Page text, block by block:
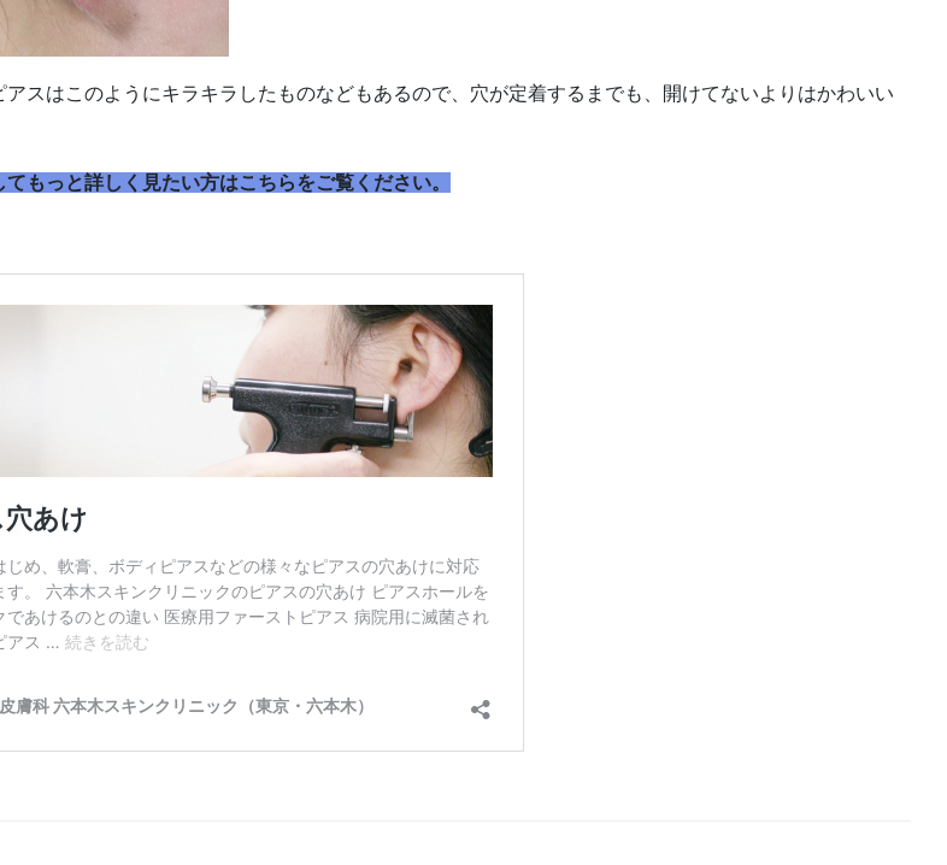
アスはこのようにキラキラしたものなどもあるので、穴が定着するまでも、開けてないよりはかわいい
てもっと詳しく見たい方はこちらをご覧ください。